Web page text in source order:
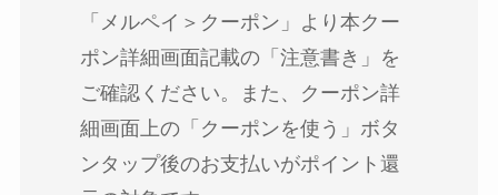
「メルペイ＞クーポン」より本クー
ポン詳細画面記載の「注意書き」を
ご確認ください。また、クーポン詳
細画面上の「クーポンを使う」ボタ
ンタップ後のお支払いがポイント還